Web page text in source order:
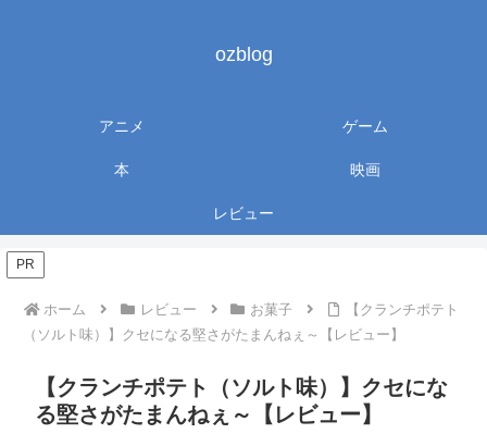
ozblog
アニメ ゲーム
本 映画
レビュー
ホーム レビュー お菓子
【クランチポテト
（ソルト味）】クセになる堅さがたまんねぇ～【レビュー】
PR
【クランチポテト（ソルト味）】クセにな
る堅さがたまんねぇ～【レビュー】